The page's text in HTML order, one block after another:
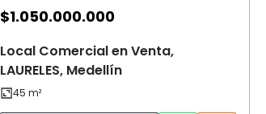
$1.050.000.000
Local Comercial en Venta,
LAURELES, Medellín